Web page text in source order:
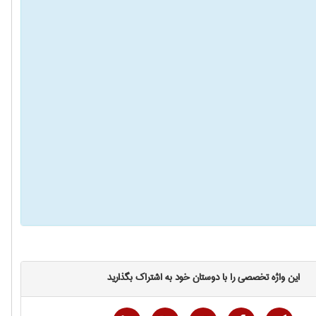
این واژه تخصصی را با دوستان خود به اشتراک بگذارید